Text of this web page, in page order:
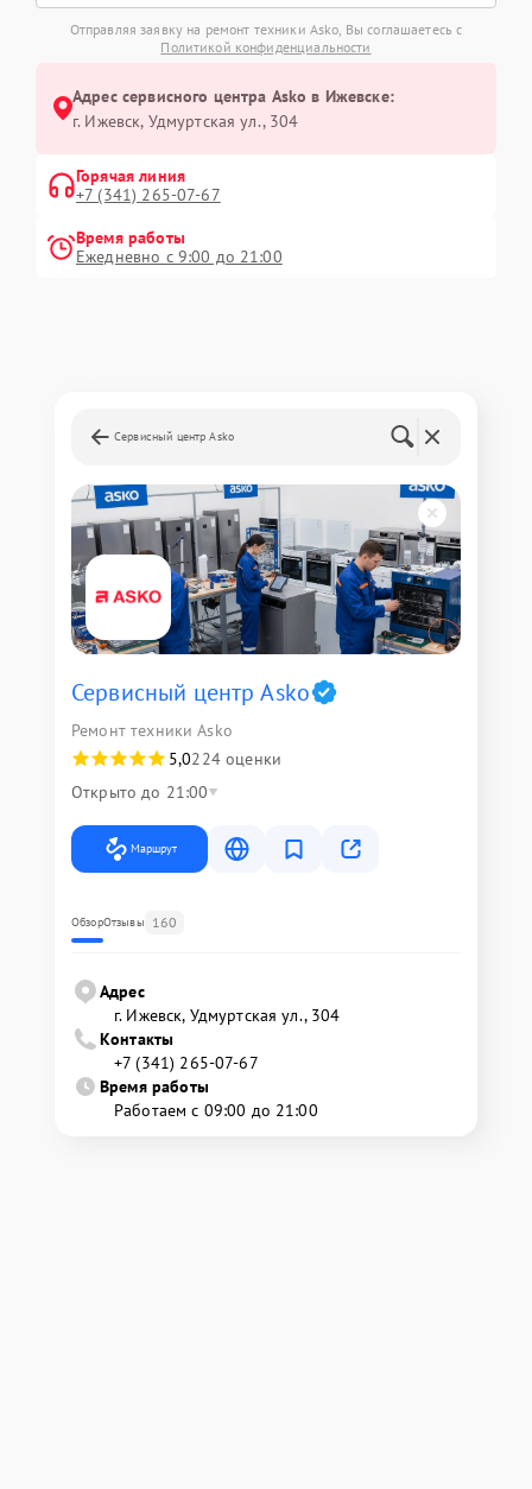
Отправляя заявку на ремонт техники Asko, Вы соглашаетесь с
Политикой конфиденциальности
Адрес сервисного центра Asko в Ижевске:
г. Ижевск, Удмуртская ул., 304
Горячая линия
+7 (341) 265-07-67
Время работы
Ежедневно с 9:00 до 21:00
Сервисный центр Asko
Сервисный центр Asko
Ремонт техники Asko
5,0224 оценки
Открыто до 21:00
Маршрут
ОбзорОтзывы 160
Адрес
г. Ижевск, Удмуртская ул., 304
Контакты
+7 (341) 265-07-67
Время работы
Работаем с 09:00 до 21:00